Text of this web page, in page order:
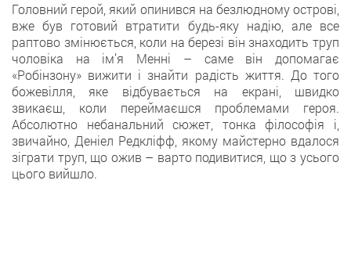
Головний герой, який опинився на безлюдному острові,
вже був готовий втратити будь-яку надію, але все
раптово змінюється, коли на березі він знаходить труп
чоловіка на ім’я Менні – саме він допомагає
«Робінзону» вижити і знайти радість життя. До того
божевілля, яке відбувається на екрані, швидко
звикаєш, коли переймаєшся проблемами героя.
Абсолютно небанальний сюжет, тонка філософія і,
звичайно, Деніел Редкліфф, якому майстерно вдалося
зіграти труп, що ожив – варто подивитися, що з усього
цього вийшло.